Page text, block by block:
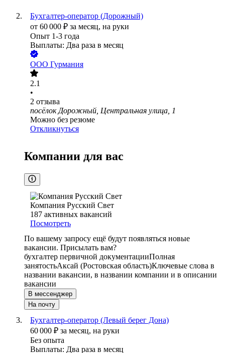
Бухгалтер-оператор (Дорожный)
от 60 000 ₽ за месяц, на руки
Опыт 1-3 года
Выплаты: Два раза в месяц
ООО Гурмания
2.1
•
2 отзыва
посёлок Дорожный, Центральная улица, 1
Можно без резюме
Откликнуться
Компании для вас
Компания Русский Свет
187 активных вакансий
Посмотреть
По вашему запросу ещё будут появляться новые
вакансии. Присылать вам?
бухгалтер первичной документацииПолная
занятостьАксай (Ростовская область)Ключевые слова в
названии вакансии, в названии компании и в описании
вакансии
В мессенджер
На почту
Бухгалтер-оператор (Левый берег Дона)
60 000 ₽ за месяц, на руки
Без опыта
Выплаты: Два раза в месяц